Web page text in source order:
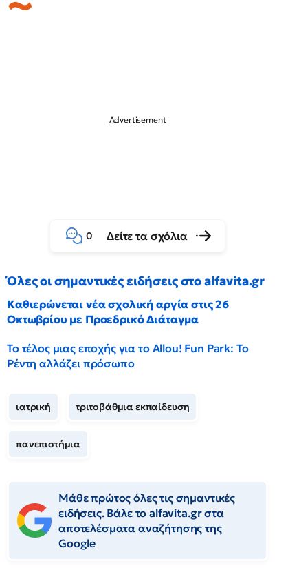
0 Δείτε τα σχόλια
Όλες οι σημαντικές ειδήσεις στο alfavita.gr
Καθιερώνεται νέα σχολική αργία στις 26
Οκτωβρίου με Προεδρικό Διάταγμα
Το τέλος μιας εποχής για το Allou! Fun Park: Το
Ρέντη αλλάζει πρόσωπο
ιατρική τριτοβάθμια εκπαίδευση
πανεπιστήμια
Μάθε πρώτος όλες τις σημαντικές
ειδήσεις. Βάλε το alfavita.gr στα
αποτελέσματα αναζήτησης της
Google